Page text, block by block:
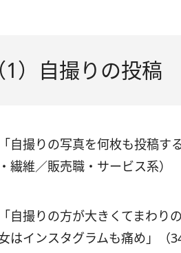
（1）自撮りの投稿
自撮りの写真を何枚も投稿
繊維／販売職・サービス系）
自撮りの方が大きくてまわり
はインスタグラムも痛め」（